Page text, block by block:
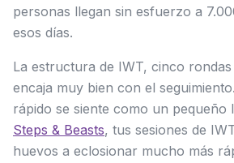
personas llegan sin esfuerzo a
esos días.
La estructura de IWT, cinco
encaja muy bien con el
rápido se siente como un pequeño
Steps & Beasts, tus sesiones de
huevos a eclosionar mucho más